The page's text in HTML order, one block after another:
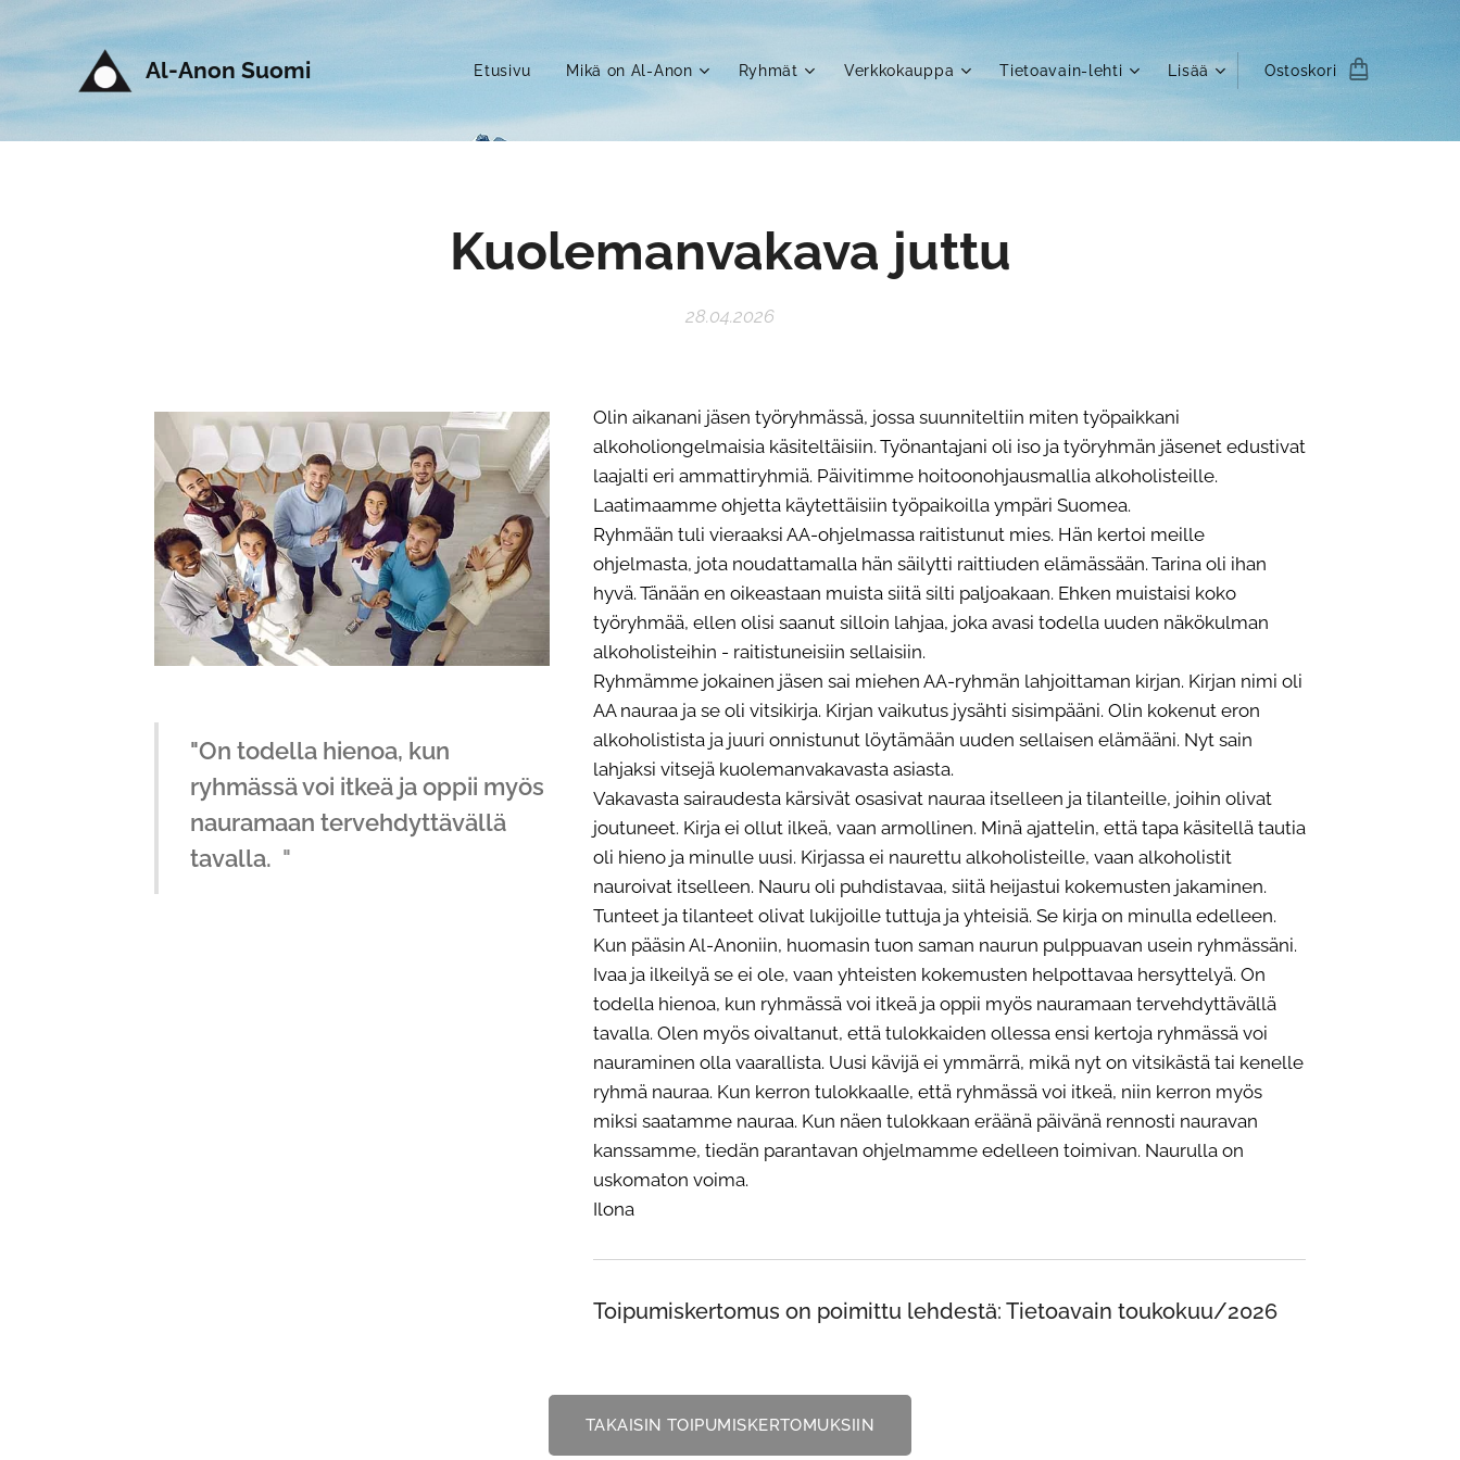
Al-Anon Suomi Etusivu Mikä on Al-Anon Ryhmät Verkkokauppa Tietoavain-lehti Lisää Ostoskori
Kuolemanvakava juttu
28.04.2026
"On todella hienoa, kun
ryhmässä voi itkeä ja oppii myös
nauramaan tervehdyttävällä
tavalla. "
Olin aikanani jäsen työryhmässä, jossa suunniteltiin miten työpaikkani
alkoholiongelmaisia käsiteltäisiin. Työnantajani oli iso ja työryhmän jäsenet edustivat
laajalti eri ammattiryhmiä. Päivitimme hoitoonohjausmallia alkoholisteille.
Laatimaamme ohjetta käytettäisiin työpaikoilla ympäri Suomea.
Ryhmään tuli vieraaksi AA-ohjelmassa raitistunut mies. Hän kertoi meille
ohjelmasta, jota noudattamalla hän säilytti raittiuden elämässään. Tarina oli ihan
hyvä. Tänään en oikeastaan muista siitä silti paljoakaan. Ehken muistaisi koko
työryhmää, ellen olisi saanut silloin lahjaa, joka avasi todella uuden näkökulman
alkoholisteihin - raitistuneisiin sellaisiin.
Ryhmämme jokainen jäsen sai miehen AA-ryhmän lahjoittaman kirjan. Kirjan nimi oli
AA nauraa ja se oli vitsikirja. Kirjan vaikutus jysähti sisimpääni. Olin kokenut eron
alkoholistista ja juuri onnistunut löytämään uuden sellaisen elämääni. Nyt sain
lahjaksi vitsejä kuolemanvakavasta asiasta.
Vakavasta sairaudesta kärsivät osasivat nauraa itselleen ja tilanteille, joihin olivat
joutuneet. Kirja ei ollut ilkeä, vaan armollinen. Minä ajattelin, että tapa käsitellä tautia
oli hieno ja minulle uusi. Kirjassa ei naurettu alkoholisteille, vaan alkoholistit
nauroivat itselleen. Nauru oli puhdistavaa, siitä heijastui kokemusten jakaminen.
Tunteet ja tilanteet olivat lukijoille tuttuja ja yhteisiä. Se kirja on minulla edelleen.
Kun pääsin Al-Anoniin, huomasin tuon saman naurun pulppuavan usein ryhmässäni.
Ivaa ja ilkeilyä se ei ole, vaan yhteisten kokemusten helpottavaa hersyttelyä. On
todella hienoa, kun ryhmässä voi itkeä ja oppii myös nauramaan tervehdyttävällä
tavalla. Olen myös oivaltanut, että tulokkaiden ollessa ensi kertoja ryhmässä voi
nauraminen olla vaarallista. Uusi kävijä ei ymmärrä, mikä nyt on vitsikästä tai kenelle
ryhmä nauraa. Kun kerron tulokkaalle, että ryhmässä voi itkeä, niin kerron myös
miksi saatamme nauraa. Kun näen tulokkaan eräänä päivänä rennosti nauravan
kanssamme, tiedän parantavan ohjelmamme edelleen toimivan. Naurulla on
uskomaton voima.
Ilona
Toipumiskertomus on poimittu lehdestä: Tietoavain toukokuu/2026
TAKAISIN TOIPUMISKERTOMUKSIIN